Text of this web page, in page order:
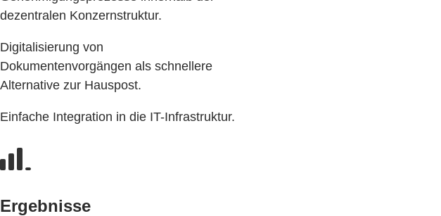
dezentralen Konzernstruktur.
Digitalisierung von
Dokumentenvorgängen als schnellere
Alternative zur Hauspost.
Einfache Integration in die IT-Infrastruktur.
Ergebnisse